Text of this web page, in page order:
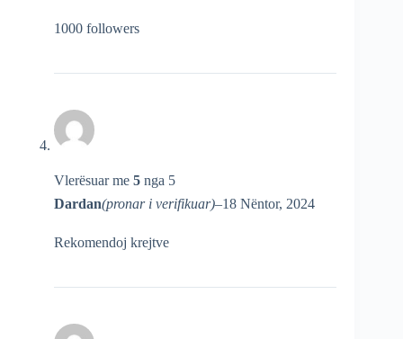
1000 followers
Vlerësuar me 5 nga 5
Dardan(pronar i verifikuar)–18 Nëntor, 2024
Rekomendoj krejtve